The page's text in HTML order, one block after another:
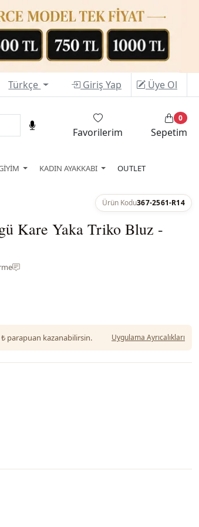
Türkçe Giriş Yap Üye Ol
Favorilerim Sepetim
0
KADIN AYAKKABI OUTLET
Ürün Kodu367-2561-R14
Kare Yaka Triko Bluz -
parapuan kazanabilirsin. Uygulama Ayrıcalıkları